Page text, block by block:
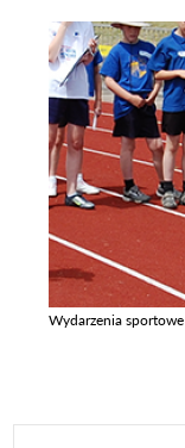
Wydarzenia sportowe